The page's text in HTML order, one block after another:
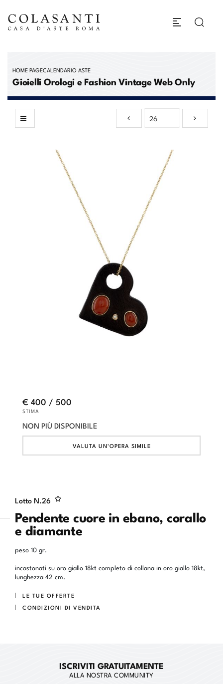
HOME PAGECALENDARIO ASTE
Gioielli Orologi e Fashion Vintage Web Only
Lotto N.26
Pendente cuore in ebano, corallo
e diamante
peso 10 gr.
incastonati su oro giallo 18kt completo di collana in oro giallo 18kt,
lunghezza 42 cm.
LE TUE OFFERTE
CONDIZIONI DI VENDITA
€ 400 / 500
STIMA
NON PIÙ DISPONIBILE
VALUTA UN'OPERA SIMILE
ISCRIVITI GRATUITAMENTE
ALLA NOSTRA COMMUNITY